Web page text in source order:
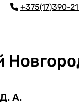
+375(17)390-
А.